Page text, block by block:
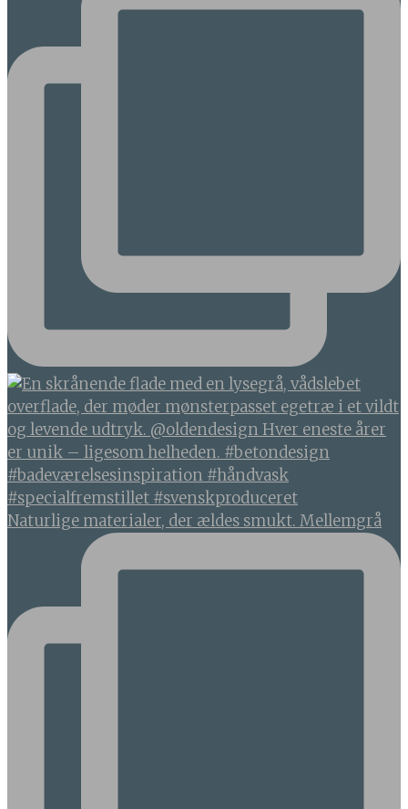
Naturlige materialer, der ældes smukt. Mellemgrå